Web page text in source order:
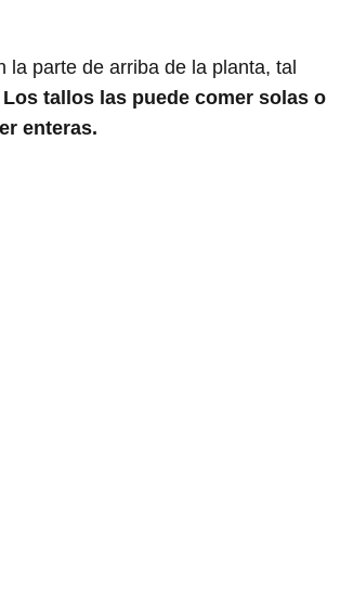
la parte de arriba de la planta, tal
Los tallos las puede comer solas o
enteras.